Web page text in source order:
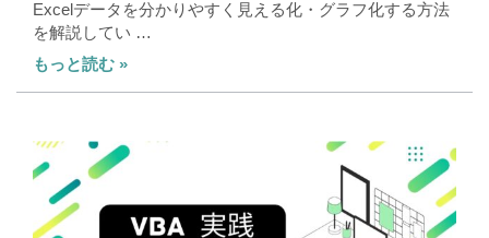
Excelデータを分かりやすく見える化・グラフ化する方法
を解説してい …
もっと読む »